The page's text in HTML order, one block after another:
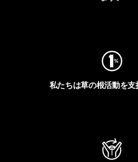
私たちは草の根活動を支